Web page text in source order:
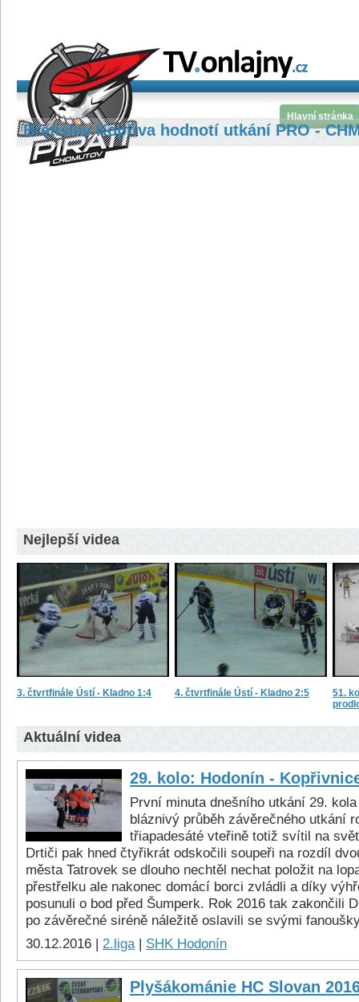
Hlavní stránka
Břetislav Kopřiva hodnotí utkání PRO -
Nejlepší videa
3. čtvrtfinále Ústí - Kladno 1:4 4. čtvrtfinále Ústí - Kladno 2:5
51.
Aktuální videa
29. kolo: Hodonín -
První minuta dnešního utkání 29.
bláznivý průběh závěrečného utkání
třiapadesáté vteřině totiž svítil na
Drtiči pak hned čtyřikrát odskočili soupeři na rozdíl
města Tatrovek se dlouho nechtěl nechat položit na
přestřelku ale nakonec domácí borci zvládli a díky
posunuli o bod před Šumperk. Rok 2016 tak zakončili
po závěrečné siréně náležitě oslavili se svými
30.12.2016 | 2.liga| SHK Hodonín
Plyšákománie HC Slovan